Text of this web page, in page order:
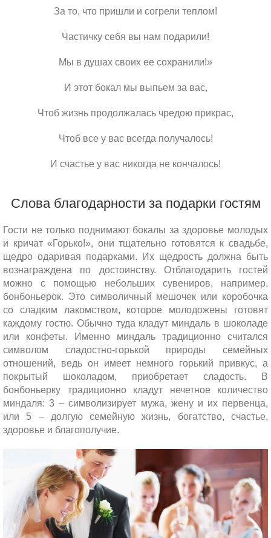
За то, что пришли и согрели теплом!
Частичку себя вы нам подарили!
Мы в душах своих ее сохранили!»
И этот бокал мы выпьем за вас,
Чтоб жизнь продолжалась чредою прикрас,
Чтоб все у вас всегда получалось!
И счастье у вас никогда не кончалось!
Слова благодарности за подарки гостям
Гости не только поднимают бокалы за здоровье молодых
и кричат «Горько!», они тщательно готовятся к свадьбе,
щедро одаривая подарками. Их щедрость должна быть
вознаграждена по достоинству. Отблагодарить гостей
можно с помощью небольших сувениров, например,
бонбоньерок. Это символичный мешочек или коробочка
со сладким лакомством, которое молодожены готовят
каждому гостю. Обычно туда кладут миндаль в шоколаде
или конфеты. Именно миндаль традиционно считался
символом сладостно-горькой природы семейных
отношений, ведь он имеет немного горький привкус, а
покрытый шоколадом, приобретает сладость. В
бонбоньерку традиционно кладут нечетное количество
миндаля: 3 – символизирует мужа, жену и их первенца,
или 5 – долгую семейную жизнь, богатство, счастье,
здоровье и благополучие.